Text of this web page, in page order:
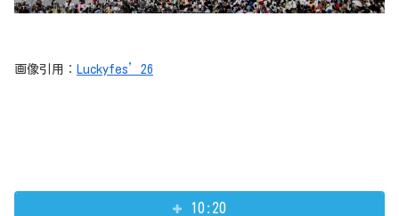
画像引用： Luckyfes’26
10:20